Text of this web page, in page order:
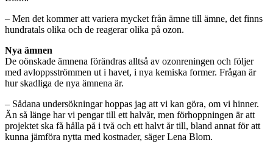
– Men det kommer att variera mycket från ämne till ämne, det finns
hundratals olika och de reagerar olika på ozon.
Nya ämnen
De oönskade ämnena förändras alltså av ozonreningen och följer
med avloppsströmmen ut i havet, i nya kemiska former. Frågan är
hur skadliga de nya ämnena är.
– Sådana undersökningar hoppas jag att vi kan göra, om vi hinner.
Än så länge har vi pengar till ett halvår, men förhoppningen är att
projektet ska få hålla på i två och ett halvt år till, bland annat för att
kunna jämföra nytta med kostnader, säger Lena Blom.